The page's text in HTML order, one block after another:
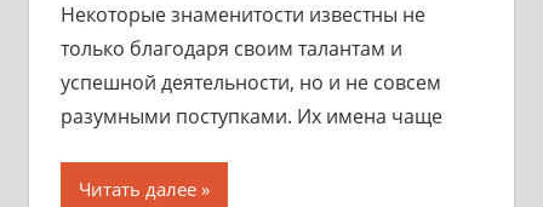
Некоторые знаменитости известны не
только благодаря своим талантам и
успешной деятельности, но и не совсем
разумными поступками. Их имена чаще
Читать далее